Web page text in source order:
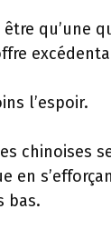
être qu’une
l’espoir.
chinoises
en
bas.